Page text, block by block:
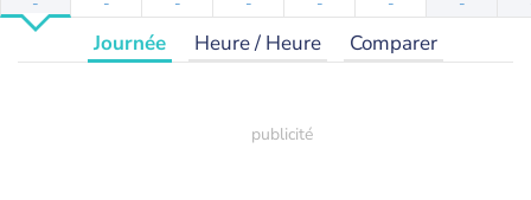
Journée Heure / Heure Comparer